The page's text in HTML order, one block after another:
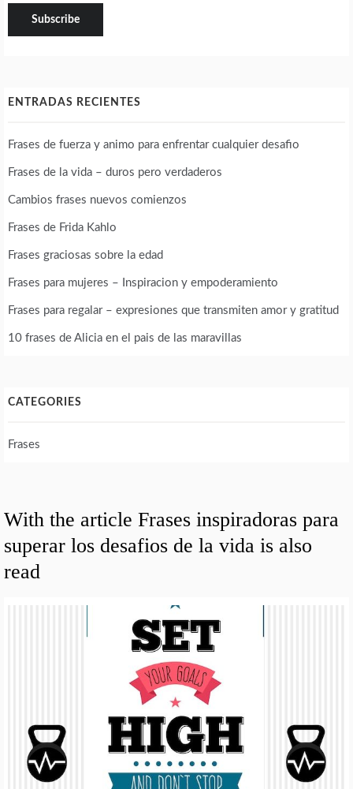
ENTRADAS RECIENTES
Frases de fuerza y animo para enfrentar cualquier desafio
Frases de la vida – duros pero verdaderos
Cambios frases nuevos comienzos
Frases de Frida Kahlo
Frases graciosas sobre la edad
Frases para mujeres – Inspiracion y empoderamiento
Frases para regalar – expresiones que transmiten amor y gratitud
10 frases de Alicia en el pais de las maravillas
CATEGORIES
Frases
With the article Frases inspiradoras para
superar los desafios de la vida is also
read